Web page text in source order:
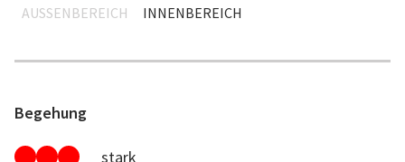
AUSSENBEREICH INNENBEREICH
Begehung
stark